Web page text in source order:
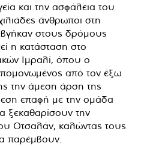
και την ασφάλεια του
άνθρωποι στη
στους δρόμους
η κατάσταση στο
Ιμραλί, όπου ο
από τον έξω
την άμεση άρση της
επαφή με την ομάδα
ξεκαθαρίσουν την
Οτσαλάν, καλώντας τους
παρέμβουν.